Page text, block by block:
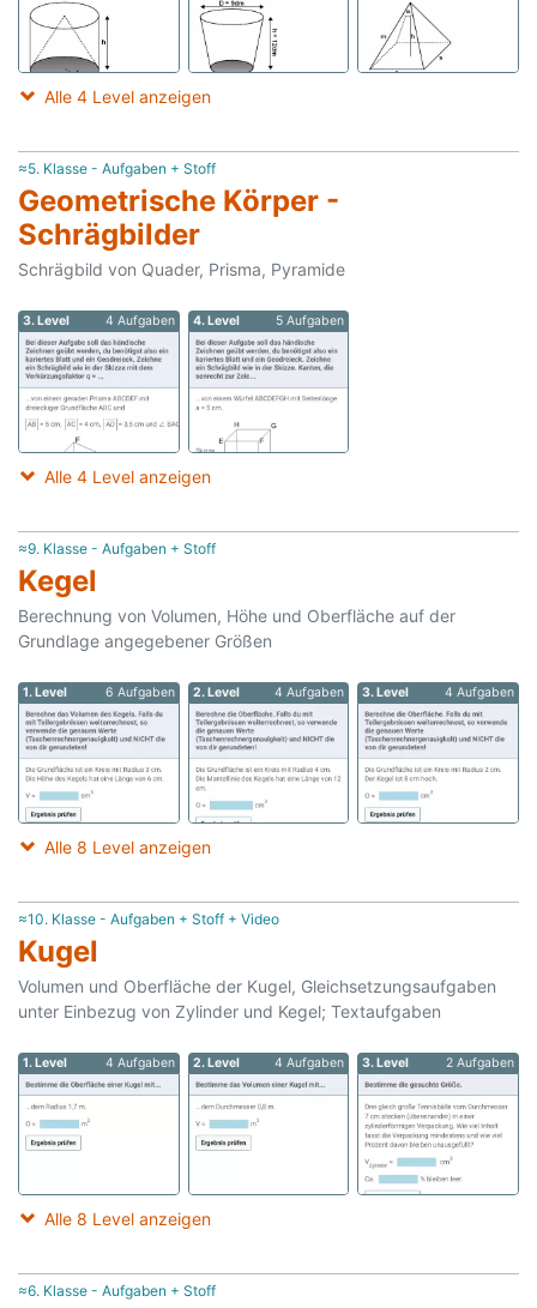
Alle 4 Level anzeigen
≈5. Klasse - Aufgaben + Stoff
Geometrische Körper -
Schrägbilder
Schrägbild von Quader, Prisma, Pyramide
3. Level 4 Aufgaben 4. Level 5 Aufgaben
Alle 4 Level anzeigen
≈9. Klasse - Aufgaben + Stoff
Kegel
Berechnung von Volumen, Höhe und Oberfläche auf der
Grundlage angegebener Größen
1. Level 6 Aufgaben 2. Level 4 Aufgaben 3. Level 4 Aufgaben
Alle 8 Level anzeigen
≈10. Klasse - Aufgaben + Stoff + Video
Kugel
Volumen und Oberfläche der Kugel, Gleichsetzungsaufgaben
unter Einbezug von Zylinder und Kegel; Textaufgaben
1. Level 4 Aufgaben 2. Level 4 Aufgaben 3. Level 2 Aufgaben
Alle 8 Level anzeigen
≈6. Klasse - Aufgaben + Stoff